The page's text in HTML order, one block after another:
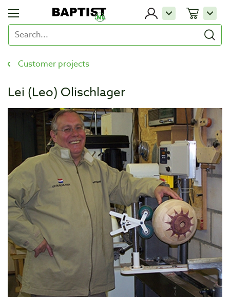
Customer projects
Lei (Leo) Olischlager